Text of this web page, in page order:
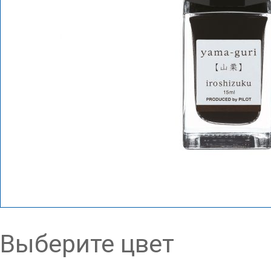
Выберите цвет